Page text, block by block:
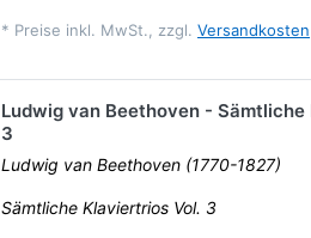
* Preise inkl. MwSt., zzgl. Versandkosten
Ludwig van Beethoven -
3
Ludwig van Beethoven (1770-1827)
Sämtliche Klaviertrios Vol. 3